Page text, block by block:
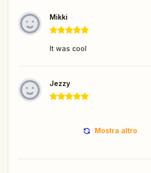
Mikki
It was cool
Jezzy
Mostra altro